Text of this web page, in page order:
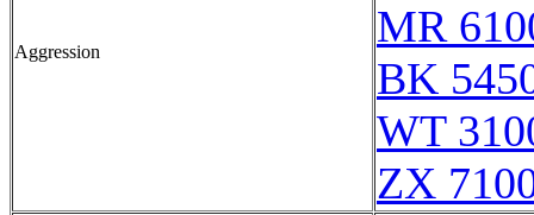
Aggression
MR
BK
WT
ZX